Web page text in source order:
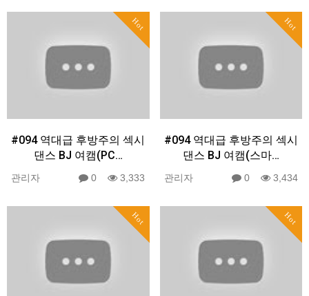
Hot
#094 역대급 후방주의 섹시
댄스 BJ 여캠(PC…
관리자 0 3,333
Hot
#094 역대급 후방주의 섹시
댄스 BJ 여캠(스마…
관리자 0 3,434
Hot Hot